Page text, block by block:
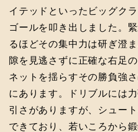
イテッドといったビッグク
ゴールを叩き出しました。
るほどその集中力は研ぎ澄
隙を見逃さずに正確な右足
ネットを揺らすその勝負強
にあります。ドリブルには
引さがありますが、シュー
できており、若いころから